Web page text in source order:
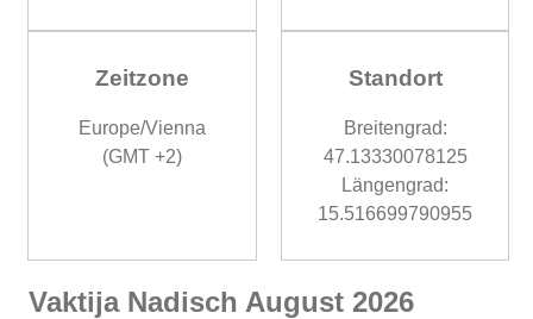
Zeitzone
Europe/Vienna
(GMT +2)
Standort
Breitengrad:
47.13330078125
Längengrad:
15.516699790955
Vaktija Nadisch August 2026